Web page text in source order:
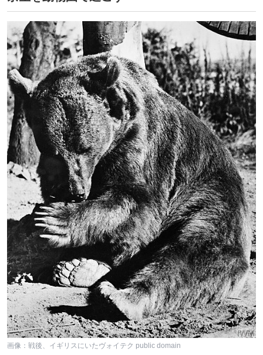
画像：戦後、イギリスにいたヴォイテク public domain